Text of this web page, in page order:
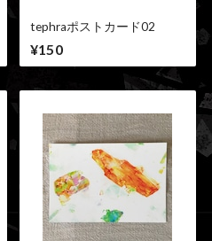
tephraポストカード02
¥150